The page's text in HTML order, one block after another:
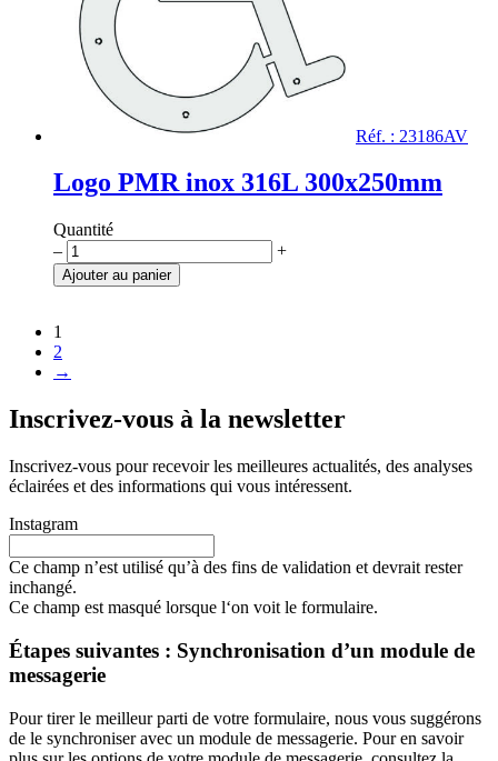
Réf. : 23186AV
Logo PMR inox 316L 300x250mm
Quantité
quantité
de
Logo
inox
316L
300x250mm
– +
Ajouter au panier
1
2
→
Inscrivez-vous à la newsletter
Inscrivez-vous pour recevoir les meilleures actualités, des analyses
éclairées et des informations qui vous intéressent.
Instagram
Ce champ n’est utilisé qu’à des fins de validation et devrait rester
inchangé.
Ce champ est masqué lorsque l‘on voit le formulaire.
Étapes suivantes : Synchronisation d’un module de
messagerie
Pour tirer le meilleur parti de votre formulaire, nous vous suggérons
de le synchroniser avec un module de messagerie. Pour en savoir